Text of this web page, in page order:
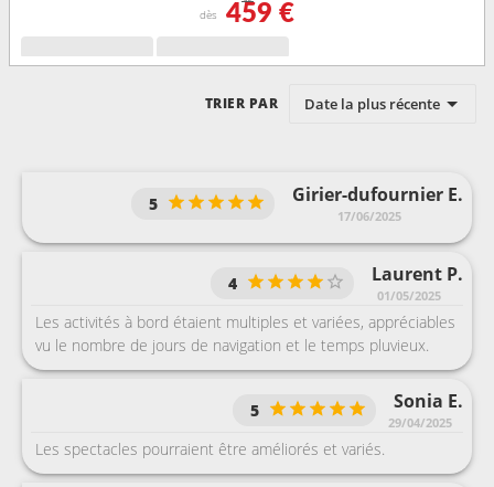
dès 459 €
TRIER PAR Date la plus récente
Girier-dufournier E.
17/06/2025
5
Laurent P.
01/05/2025
4
Les activités à bord étaient multiples et variées, appréciables
vu le nombre de jours de navigation et le temps pluvieux.
Sonia E.
29/04/2025
5
Les spectacles pourraient être améliorés et variés.